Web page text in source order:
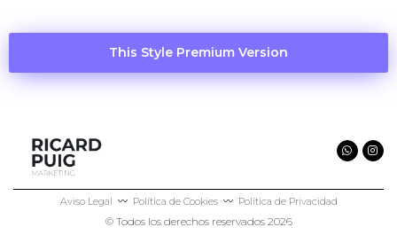
This Style Premium Version
Aviso Legal 〰️ Política de Cookies〰️ Política de Privacidad
© Todos los derechos reservados 2026